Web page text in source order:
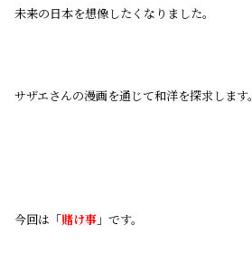
未来の日本を想像したくなりました。
サザエさんの漫画を通じて和洋を探求します。
今回は「賭け事 」です。